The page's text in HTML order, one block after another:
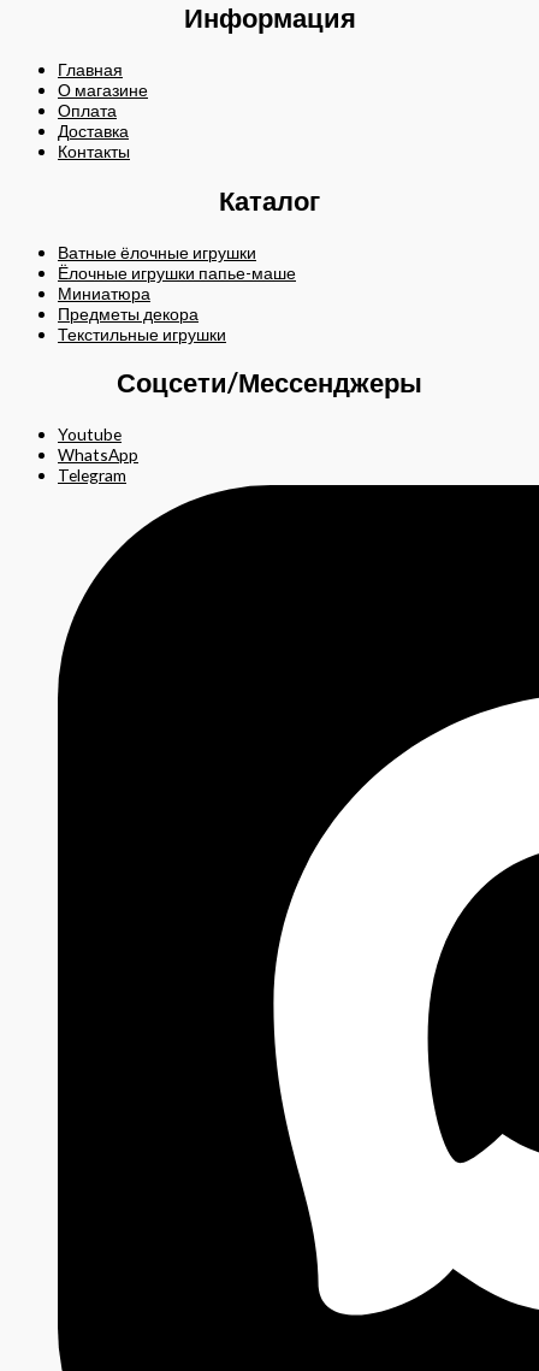
Информация
Главная
О магазине
Оплата
Доставка
Контакты
Каталог
Ватные ёлочные игрушки
Ёлочные игрушки папье-маше
Миниатюра
Предметы декора
Текстильные игрушки
Соцсети/Мессенджеры
Youtube
WhatsApp
Telegram